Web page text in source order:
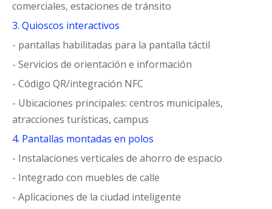
comerciales, estaciones de tránsito
3. Quioscos interactivos
- pantallas habilitadas para la pantalla táctil
- Servicios de orientación e información
- Código QR/integración NFC
- Ubicaciones principales: centros municipales,
atracciones turísticas, campus
4. Pantallas montadas en polos
- Instalaciones verticales de ahorro de espacio
- Integrado con muebles de calle
- Aplicaciones de la ciudad inteligente